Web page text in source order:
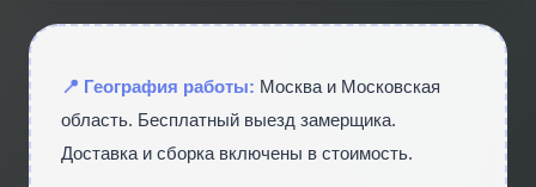
📍 География работы: Москва и Московская
область. Бесплатный выезд замерщика.
Доставка и сборка включены в стоимость.